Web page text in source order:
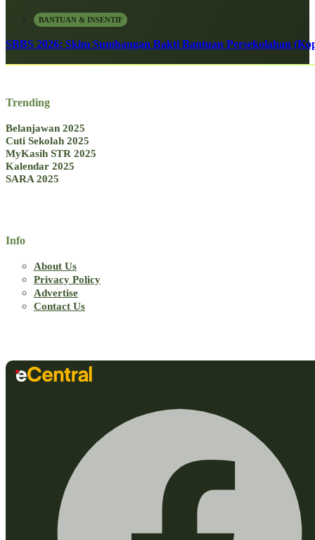
BANTUAN & INSENTIF
SBBS 2026: Skim Sumbangan Bakti Bantuan Persekolahan
Trending
Belanjawan 2025
Cuti Sekolah 2025
MyKasih STR 2025
Kalendar 2025
SARA 2025
Info
About Us
Privacy Policy
Advertise
Contact Us